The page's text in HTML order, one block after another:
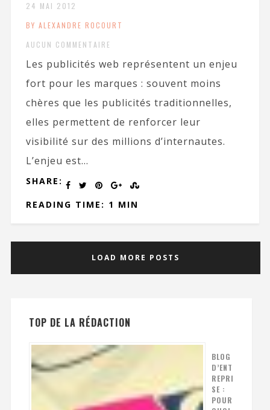
24 MAI 2012
BY ALEXANDRE ROCOURT
AUCUN COMMENTAIRE
Les publicités web représentent un enjeu
fort pour les marques : souvent moins
chères que les publicités traditionnelles,
elles permettent de renforcer leur
visibilité sur des millions d’internautes.
L’enjeu est...
SHARE:
READING TIME: 1 MIN
LOAD MORE POSTS
TOP DE LA RÉDACTION
BLOG
D’ENT
REPRI
SE :
POUR